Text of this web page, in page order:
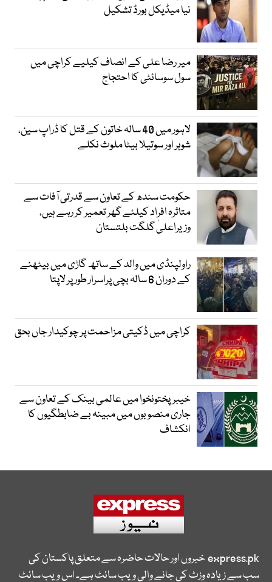
نیا میڈیکل بورڈ تشکیل
میر رضا علی کے انصاف کیلیے کراچی میں
سول سوسائٹی کا احتجاج
لاہور میں 40 سالہ خاتون کے قتل کا ڈراپ سین،
شوہر اور سوتیلا بیٹا ملوث نکلے
حکومت سندھ کے تعاون سے قدرتی آفات سے
متاثرہ افراد کیلئے گھر تعمیر کر رہے ہیں،
وزیراعلیٰ گلگت بلتستان
راولپنڈی میں والد کے ساتھ گاڑی میں بیٹھنے
کے دوران 6 سالہ بچی پراسرار طور پر لاپتا
کراچی میں ڈکیتی مزاحمت پر چوکیدار جاں بحق
خیبرپختونخوا میں عالمی بینک کے تعاون سے
جاری منصوبوں میں مبینہ بے ضابطگیوں کا
انکشاف
express.pkخبروں اور حالات حاضرہ سے متعلق پاکستان کی
سب سے زیادہ وزٹ کی جانے والی ویب سائٹ ہے۔ اس ویب سائٹ